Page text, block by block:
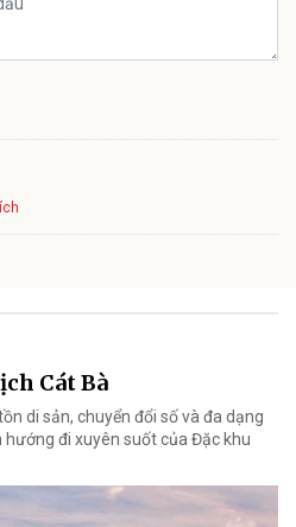
Cát Bà
di sản, chuyển đổi số và đa dạng
đi xuyên suốt của Đặc khu